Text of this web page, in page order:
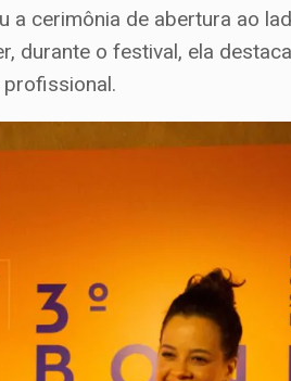
a cerimônia de abertura ao
durante o festival, ela